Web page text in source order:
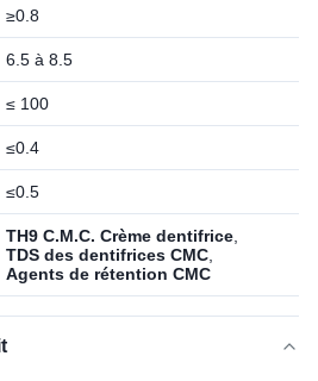
≥0.8
6.5 à 8.5
≤ 100
≤0.4
≤0.5
TH9 C.M.C. Crème dentifrice
TDS des dentifrices CMC
Agents de rétention CMC